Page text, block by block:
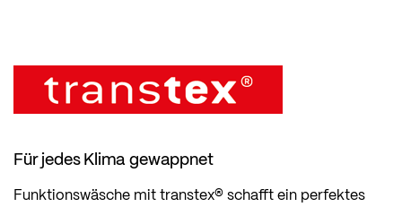
Für jedes Klima gewappnet
Funktionswäsche mit transtex® schafft ein perfektes